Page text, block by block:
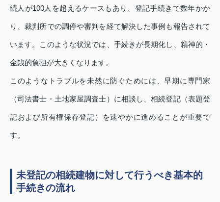
続人が100人を超えるケースもあり、登記手続きで数年かか
り、裁判所での調停や審判を経て解決した事例も報告されて
います。このような状況では、手続きが長期化し、精神的・
金銭的負担が大きくなります。
このようなトラブルを未然に防ぐためには、早期に専門家
（司法書士・土地家屋調査士）に相談し、相続登記（表題登
記および所有権保存登記）を速やかに進めることが重要で
す。
未登記の相続建物に対して行うべき基本的
手続きの流れ